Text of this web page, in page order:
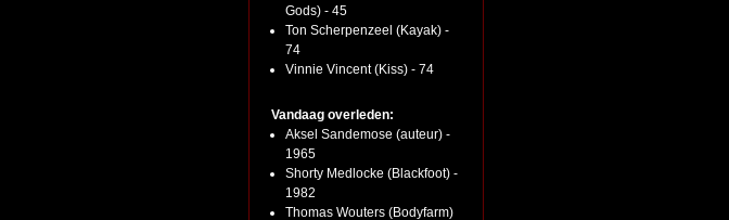
Gods) - 45
Ton Scherpenzeel (Kayak) -
74
Vinnie Vincent (Kiss) - 74
Vandaag overleden:
Aksel Sandemose (auteur) -
1965
Shorty Medlocke (Blackfoot) -
1982
Thomas Wouters (Bodyfarm)